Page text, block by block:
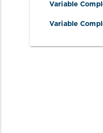
Variable
Variable